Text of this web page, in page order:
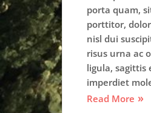
porta quam,
porttitor,
nisl dui
risus urna ac
ligula, sagittis
imperdiet
Read More